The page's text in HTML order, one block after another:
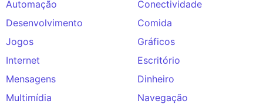
Automação
Conectividade
Desenvolvimento
Comida
Jogos
Gráficos
Internet
Escritório
Mensagens
Dinheiro
Multimídia
Navegação